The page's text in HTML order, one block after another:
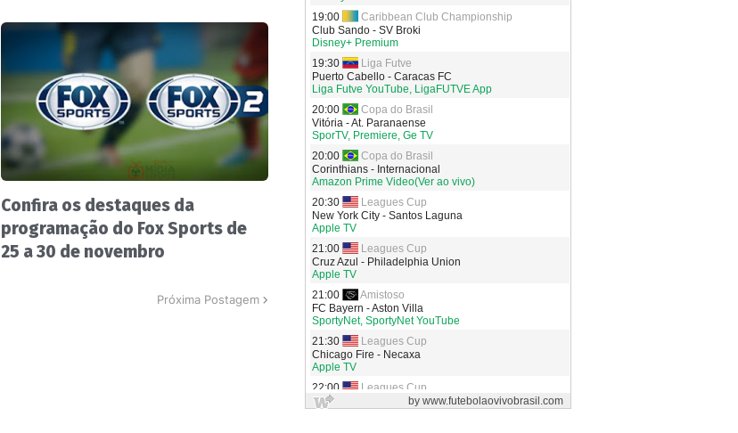
Confira os destaques da
programação do Fox Sports de
25 a 30 de novembro
Próxima Postagem